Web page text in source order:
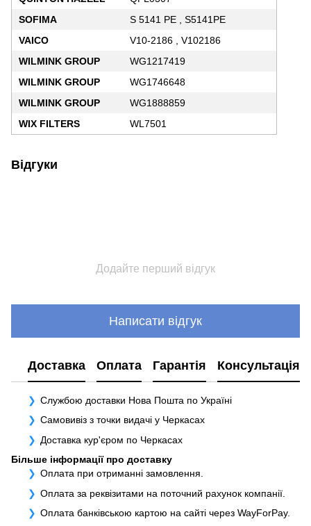
SOFIMA
S 5141 PE , S5141PE
VAICO
V10-2186 , V102186
WILMINK GROUP
WG1217419
WILMINK GROUP
WG1746648
WILMINK GROUP
WG1888859
WIX FILTERS
WL7501
Відгуки
Додайте перший відгук
Написати відгук
Доставка Оплата Гарантія Консультація
Службою доставки Нова Пошта по Україні
Самовивіз з точки видачі у Черкасах
Доставка кур'єром по Черкасах
Більше інформації про доставку
Оплата при отриманні замовлення.
Оплата за реквізитами на поточний рахунок компанії.
Оплата банківською картою на сайті через WayForPay.